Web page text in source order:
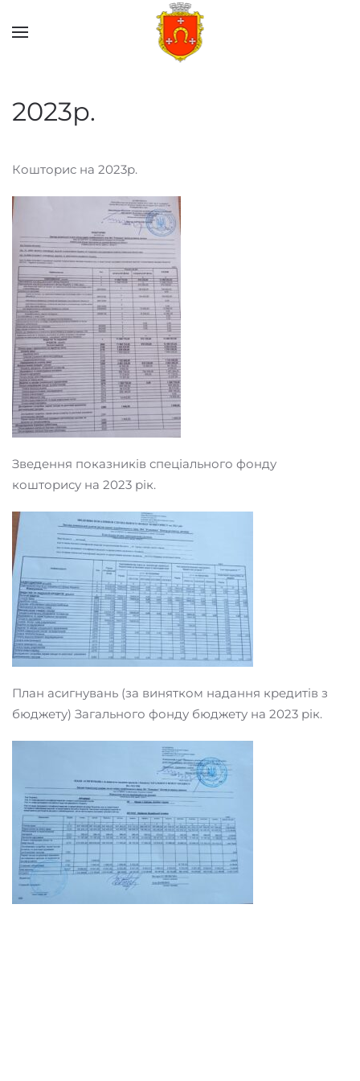
2023р.
Кошторис на 2023р.
Зведення показників спеціального фонду
кошторису на 2023 рік.
План асигнувань (за винятком надання кредитів з
бюджету) Загального фонду бюджету на 2023 рік.